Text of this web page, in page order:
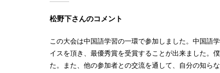
松野下さんのコメント
この大会は中国語学習の一環で参加しました。中国語
イスを頂き、最優秀賞を受賞することが出来ました。
た。また、他の参加者との交流を通して、自分の知ら